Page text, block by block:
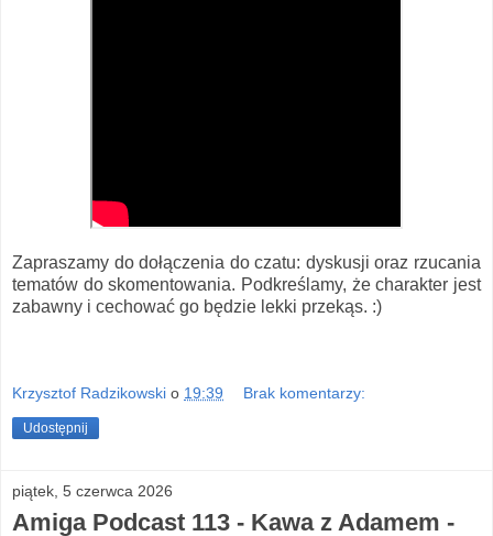
Zapraszamy do dołączenia do czatu: dyskusji oraz rzucania
tematów do skomentowania. Podkreślamy, że charakter jest
zabawny i cechować go będzie lekki przekąs. :)
Krzysztof Radzikowski o 19:39 Brak komentarzy:
Udostępnij
piątek, 5 czerwca 2026
Amiga Podcast 113 - Kawa z Adamem -